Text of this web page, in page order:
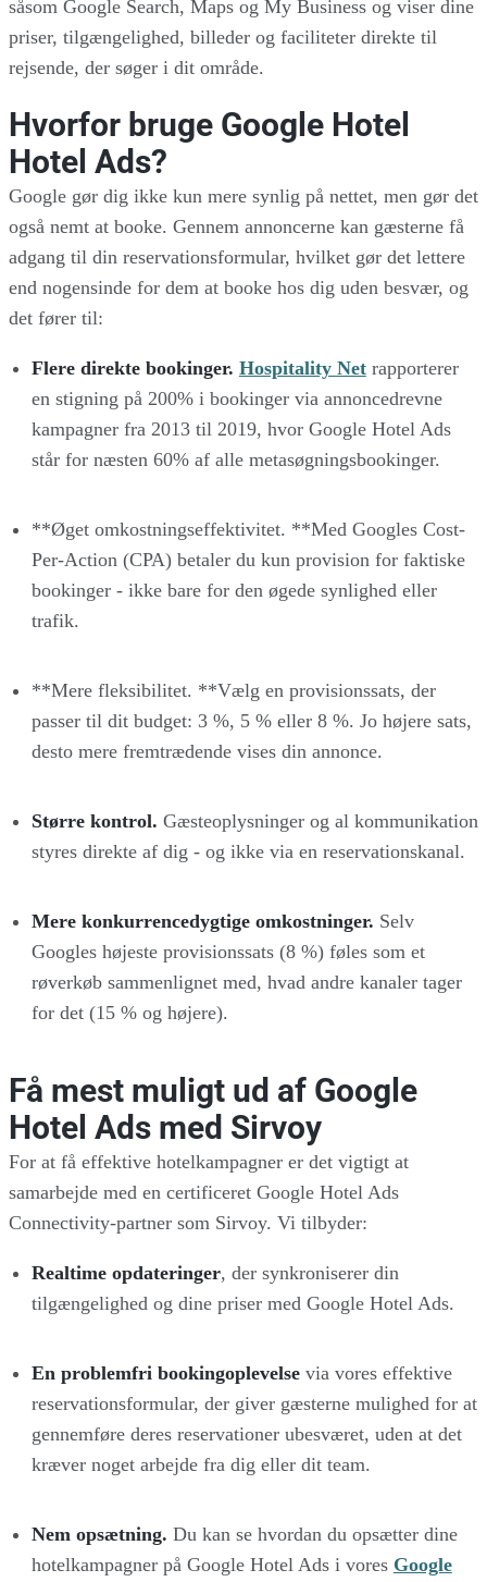
såsom Google Search, Maps og My Business og viser dine
priser, tilgængelighed, billeder og faciliteter direkte til
rejsende, der søger i dit område.
Hvorfor bruge Google Hotel
Hotel Ads?
Google gør dig ikke kun mere synlig på nettet, men gør det
også nemt at booke. Gennem annoncerne kan gæsterne få
adgang til din reservationsformular, hvilket gør det lettere
end nogensinde for dem at booke hos dig uden besvær, og
det fører til:
Flere direkte bookinger. Hospitality Netrapporterer
en stigning på 200% i bookinger via annoncedrevne
kampagner fra 2013 til 2019, hvor Google Hotel Ads
står for næsten 60% af alle metasøgningsbookinger.
**Øget omkostningseffektivitet. **Med Googles Cost-
Per-Action (CPA) betaler du kun provision for faktiske
bookinger - ikke bare for den øgede synlighed eller
trafik.
**Mere fleksibilitet. **Vælg en provisionssats, der
passer til dit budget: 3 %, 5 % eller 8 %. Jo højere sats,
desto mere fremtrædende vises din annonce.
Større kontrol. Gæsteoplysninger og al kommunikation
styres direkte af dig - og ikke via en reservationskanal.
Mere konkurrencedygtige omkostninger. Selv
Googles højeste provisionssats (8 %) føles som et
røverkøb sammenlignet med, hvad andre kanaler tager
for det (15 % og højere).
Få mest muligt ud af Google
Hotel Ads med Sirvoy
For at få effektive hotelkampagner er det vigtigt at
samarbejde med en certificeret Google Hotel Ads
Connectivity-partner som Sirvoy. Vi tilbyder:
Realtime opdateringer, der synkroniserer din
tilgængelighed og dine priser med Google Hotel Ads.
En problemfri bookingoplevelsevia vores effektive
reservationsformular, der giver gæsterne mulighed for at
gennemføre deres reservationer ubesværet, uden at det
kræver noget arbejde fra dig eller dit team.
Nem opsætning. Du kan se hvordan du opsætter dine
hotelkampagner på Google Hotel Ads i vores Google